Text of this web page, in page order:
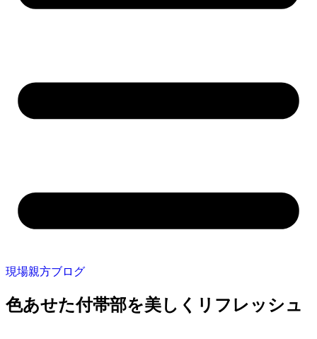
現場親方ブログ
色あせた付帯部を美しくリフレッシュ